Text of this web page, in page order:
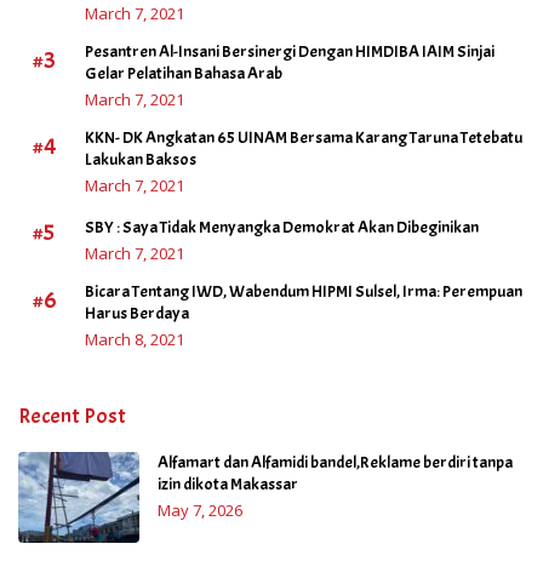
March 7, 2021
#3
Pesantren Al-Insani Bersinergi Dengan HIMDIBA IAIM Sinjai
Gelar Pelatihan Bahasa Arab
March 7, 2021
#4
KKN- DK Angkatan 65 UINAM Bersama Karang Taruna Tetebatu
Lakukan Baksos
March 7, 2021
#5 SBY : Saya Tidak Menyangka Demokrat Akan Dibeginikan
March 7, 2021
#6
Bicara Tentang IWD, Wabendum HIPMI Sulsel, Irma: Perempuan
Harus Berdaya
March 8, 2021
Recent Post
Alfamart dan Alfamidi bandel,Reklame berdiri tanpa
izin dikota Makassar
May 7, 2026